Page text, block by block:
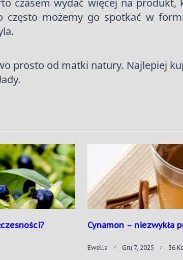
możemy go spotkać w
prosto od matki natury. Najlepiej
Cynamon – niezwykła
Ewella Gru 7, 2025 36